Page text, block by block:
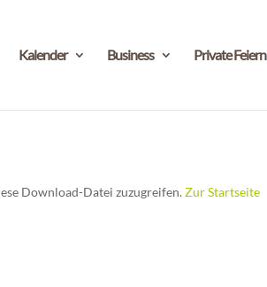
Kalender Business Private Feiern
Download-Datei zuzugreifen.Zur Startseite